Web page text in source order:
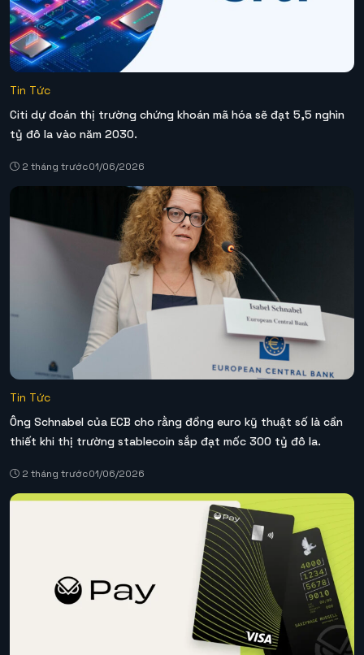
Tin Tức
Citi dự đoán thị trường chứng khoán mã hóa sẽ đạt 5,5 nghìn
tỷ đô la vào năm 2030.
2 tháng trước01/06/2026
Tin Tức
Ông Schnabel của ECB cho rằng đồng euro kỹ thuật số là cần
thiết khi thị trường stablecoin sắp đạt mốc 300 tỷ đô la.
2 tháng trước01/06/2026